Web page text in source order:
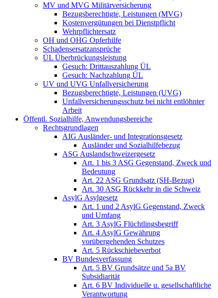
MV und MVG Militärversicherung
Bezugsberechtigte, Leistungen (MVG)
Kostenvergütungen bei Dienstpflicht
Wehrpflichtersatz
OH und OHG Opferhilfe
Schadensersatzansprüche
ÜL Überbrückungsleistung
Gesuch: Drittauszahlung ÜL
Gesuch: Nachzahlung ÜL
UV und UVG Unfallversicherung
Bezugsberechtigte, Leistungen (UVG)
Unfallversicherungsschutz bei nicht entlöhnter
Arbeit
Öffentl. Sozialhilfe, Anwendungsbereiche
Rechtsgrundlagen
AIG Ausländer- und Integrationsgesetz
Ausländer und Sozialhilfebezug
ASG Auslandschweizergesetz
Art. 1 bis 3 ASG Gegenstand, Zweck und
Bedeutung
Art. 22 ASG Grundsatz (SH-Bezug)
Art. 30 ASG Rückkehr in die Schweiz
AsylG Asylgesetz
Art. 1 und 2 AsylG Gegenstand, Zweck
und Umfang
Art. 3 AsylG Flüchtlingsbegriff
Art. 4 AsylG Gewährung
vorübergehenden Schutzes
Art. 5 Rückschiebeverbot
BV Bundesverfassung
Art. 5 BV Grundsätze und 5a BV
Subsidiarität
Art. 6 BV Individuelle u. gesellschaftliche
Verantwortung